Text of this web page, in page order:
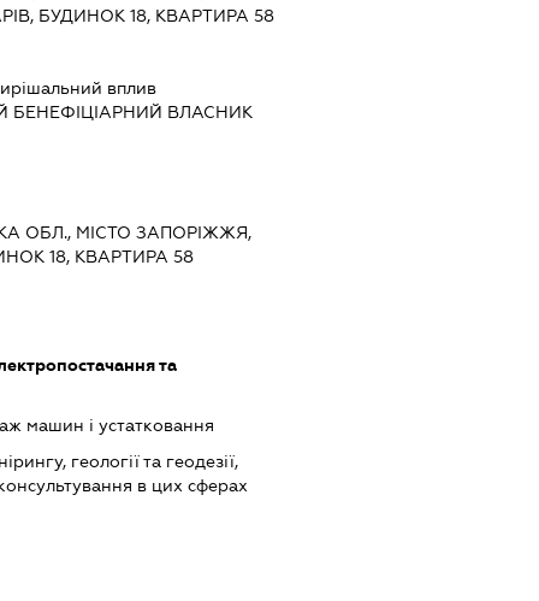
БУДИНОК 18, КВАРТИРА 58
вплив
БЕНЕФІЦІАРНИЙ ВЛАСНИК
ОБЛ., МІСТО ЗАПОРІЖЖЯ,
18, КВАРТИРА 58
та
машин і устатковання
геології та геодезії,
в цих сферах